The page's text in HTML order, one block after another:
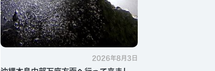
2026年8月3日